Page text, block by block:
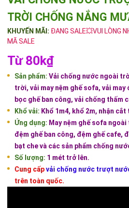
TRỜI CHỐNG NẮNG
KHUYẾN MÃI: ĐANG SALE💥VUI LÒNG
MÃ SALE
Từ 80k₫
Sản phẩm: Vải chống nước ngoài
trời, vải may nệm ghế sofa, vải may
bọc ghế ban công, vải chống thấm
Khổ vải: Khổ 1m4, khổ 2m, nhận
Ứng dụng: May nệm ghế sofa
đệm ghế ban công, đệm ghế cafe,
bạt che và các sản phẩm chống
Số lượng: 1 mét trở lên.
Cung cấpvải chống nước trượt
trên toàn quốc.